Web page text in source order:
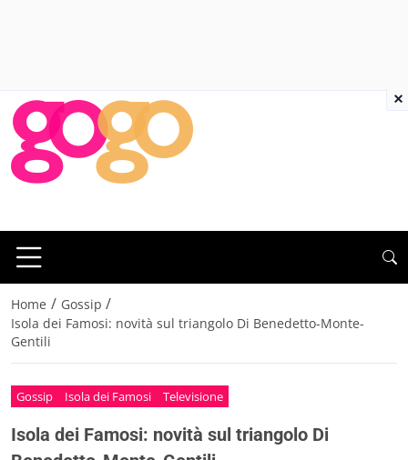
Home / Gossip /
Isola dei Famosi: novità sul triangolo Di Benedetto-Monte-
Gentili
Gossip Isola dei Famosi Televisione
Isola dei Famosi: novità sul triangolo Di
×